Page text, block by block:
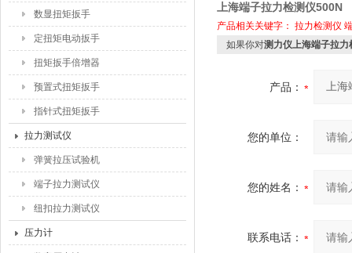
数显扭矩扳手
定扭矩电动扳手
扭矩扳手倍增器
预置式扭矩扳手
指针式扭矩扳手
拉力测试仪
弹簧拉压试验机
端子拉力测试仪
纽扣拉力测试仪
压力计
上海端子拉力检测仪500N
产品相关关键字： 拉力检测仪
如果你对测力仪上海端子拉力
产品：
您的单位：
您的姓名：
联系电话：